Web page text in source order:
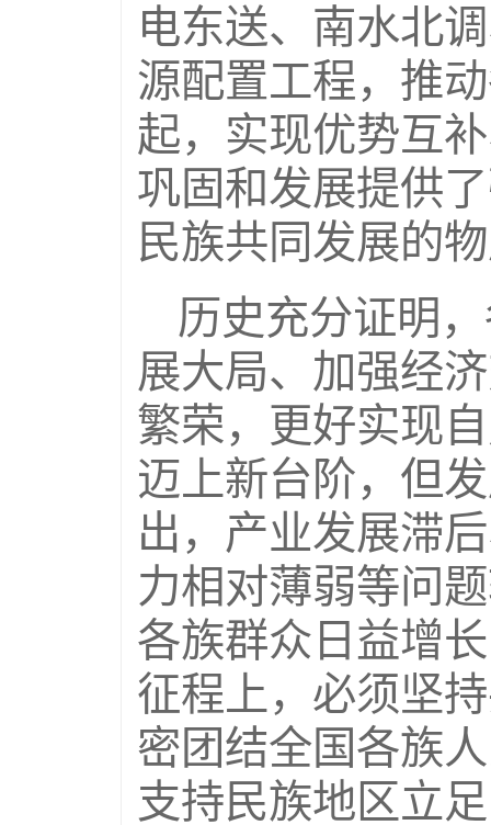
电东送、南水北
源配置工程，推
起，实现优势互
巩固和发展提供
民族共同发展的
历史充分证明
展大局、加强经
繁荣，更好实现
迈上新台阶，但
出，产业发展滞
力相对薄弱等问
各族群众日益增
征程上，必须坚
密团结全国各族
支持民族地区立